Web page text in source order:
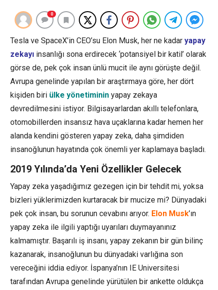
0
Tesla ve SpaceX’in CEO’su Elon Musk, her ne kadar yapay
zekayı insanlığı sona erdirecek ‘potansiyel bir katil’ olarak
görse de, pek çok insan ünlü mucit ile aynı görüşte değil.
Avrupa genelinde yapılan bir araştırmaya göre, her dört
kişiden biri ülke yönetiminin yapay zekaya
devredilmesini istiyor. Bilgisayarlardan akıllı telefonlara,
otomobillerden insansız hava uçaklarına kadar hemen her
alanda kendini gösteren yapay zeka, daha şimdiden
insanoğlunun hayatında çok önemli yer kaplamaya başladı.
2019 Yılında’da Yeni Özellikler Gelecek
Yapay zeka yaşadığımız gezegen için bir tehdit mi, yoksa
bizleri yüklerimizden kurtaracak bir mucize mi? Dünyadaki
pek çok insan, bu sorunun cevabını arıyor. Elon Musk’ın
yapay zeka ile ilgili yaptığı uyarıları duymayanınız
kalmamıştır. Başarılı iş insanı, yapay zekanın bir gün bilinç
kazanarak, insanoğlunun bu dünyadaki varlığına son
vereceğini iddia ediyor. İspanya’nın IE Universitesi
tarafından Avrupa genelinde yürütülen bir ankette oldukça